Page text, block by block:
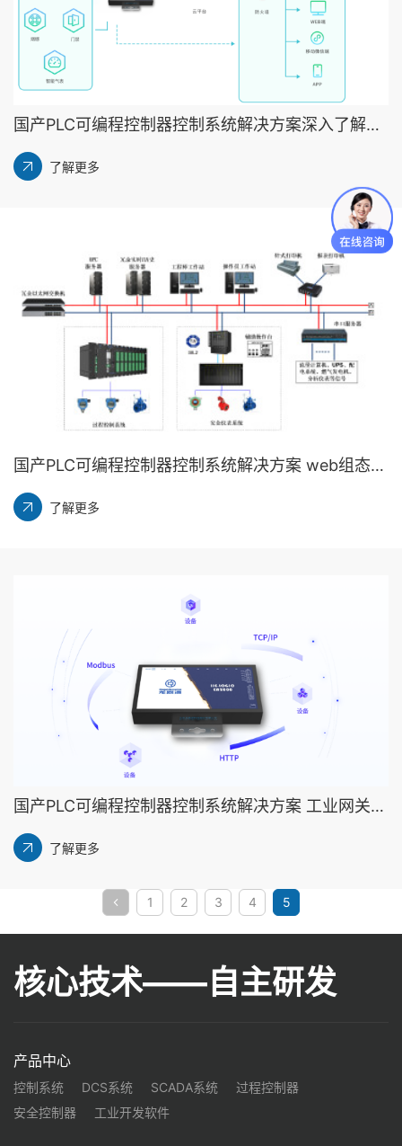
国产PLC可编程控制器控制系统解决方案深入了解各类工业路由器模块，助您提升工业网络效能！丨龙鼎源
了解更多
国产PLC可编程控制器控制系统解决方案 web组态工业网关是什么?web组态网关是普通的网关吗？丨龙鼎源
了解更多
国产PLC可编程控制器控制系统解决方案 工业网关功能盘点（工业无线网关的各行业应用）丨龙鼎源
了解更多
1 2 3 4 5
核心技术——自主研发
产品中心
控制系统 DCS系统 SCADA系统
过程控制器
安全控制器
工业开发软件